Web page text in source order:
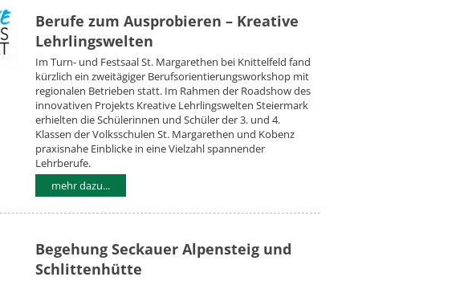
Berufe zum Ausprobieren – Kreative
Lehrlingswelten
Im Turn- und Festsaal St. Margarethen bei Knittelfeld fand
kürzlich ein zweitägiger Berufsorientierungsworkshop mit
regionalen Betrieben statt. Im Rahmen der Roadshow des
innovativen Projekts Kreative Lehrlingswelten Steiermark
erhielten die Schülerinnen und Schüler der 3. und 4.
Klassen der Volksschulen St. Margarethen und Kobenz
praxisnahe Einblicke in eine Vielzahl spannender
Lehrberufe.
mehr dazu...
Begehung Seckauer Alpensteig und
Schlittenhütte